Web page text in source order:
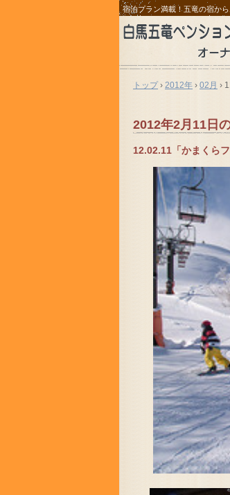
宿泊プラン満載！五竜の宿か
トップ › 2012年 › 02月 ›
2012年2月11日
12.02.11「かまくらフ